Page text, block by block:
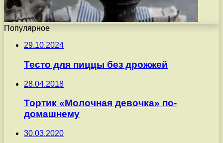
Популярное
29.10.2024
Тесто для пиццы без дрожжей
28.04.2018
Тортик «Молочная девочка» по-
домашнему
30.03.2020